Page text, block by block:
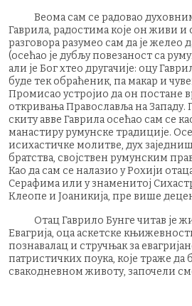
Веома сам се радовао
Гаврила, радостима које он живи
разговора разумео сам да је желео
(осећао је дубљу повезаност са
али је Бог хтео другачије: оцу
буде тек обраћеник, па макар и
Промисао устројио да он постане
откривања Православља на
скиту авве Гаврила осећао сам се
манастиру румунске традиције.
исихастичке молитве, дух
братства, својствен румунским
Као да сам се налазио у Рохији
Серафима или у знаменитој
Клеопе и Јоаникија, пре више
Отац Гаврило Бунге читав је
Евагрија, оца аскетске
познавалац и стручњак за
патристичких поука, које траже да
свакодневном животу, започели